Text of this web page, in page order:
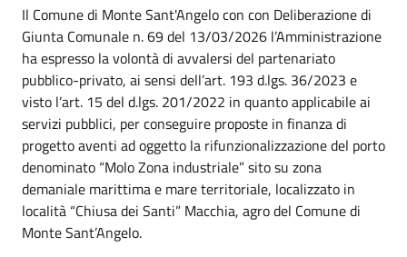
Il Comune di Monte Sant'Angelo con con Deliberazione di
Giunta Comunale n. 69 del 13/03/2026 l’Amministrazione
ha espresso la volontà di avvalersi del partenariato
pubblico-privato, ai sensi dell’art. 193 d.lgs. 36/2023 e
visto l’art. 15 del d.lgs. 201/2022 in quanto applicabile ai
servizi pubblici, per conseguire proposte in finanza di
progetto aventi ad oggetto la rifunzionalizzazione del porto
denominato “Molo Zona industriale” sito su zona
demaniale marittima e mare territoriale, localizzato in
località “Chiusa dei Santi” Macchia, agro del Comune di
Monte Sant’Angelo.